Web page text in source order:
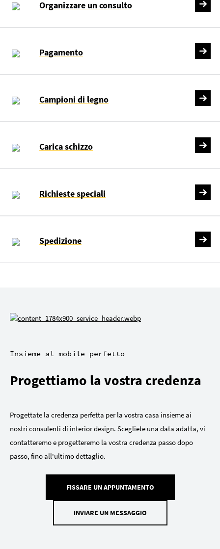
Organizzare un consulto
Pagamento
Campioni di legno
Carica schizzo
Richieste speciali
Spedizione
Insieme al mobile perfetto
Progettiamo la vostra credenza
Progettate la credenza perfetta per la vostra casa insieme ai
nostri consulenti di interior design. Scegliete una data adatta, vi
contatteremo e progetteremo la vostra credenza passo dopo
passo, fino all'ultimo dettaglio.
FISSARE UN APPUNTAMENTO
INVIARE UN MESSAGGIO